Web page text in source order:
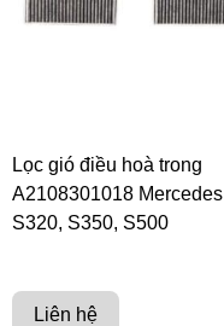
Lọc gió điều hoà trong
A2108301018 Mercedes
S320, S350, S500
Liên hệ